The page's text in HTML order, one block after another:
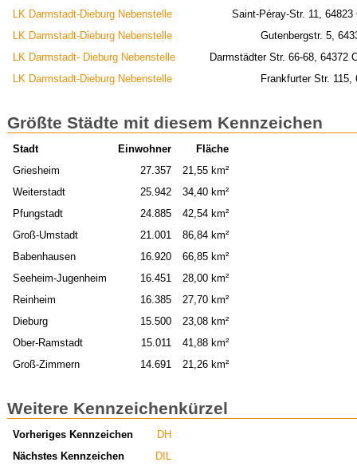
LK Darmstadt-Dieburg Nebenstelle
Saint-Péray-Str. 11,
LK Darmstadt-Dieburg Nebenstelle
Gutenbergstr. 5,
LK Darmstadt- Dieburg Nebenstelle
Darmstädter Str. 66-68, 64372
LK Darmstadt-Dieburg Nebenstelle
Frankfurter Str. 115,
Größte Städte mit diesem Kennzeichen
Stadt Einwohner
Fläche
Griesheim
27.357
21,55 km²
Weiterstadt
25.942
34,40 km²
Pfungstadt
24.885
42,54 km²
Groß-Umstadt
21.001
86,84 km²
Babenhausen
16.920
66,85 km²
Seeheim-Jugenheim
16.451
28,00 km²
Reinheim
16.385
27,70 km²
Dieburg
15.500
23,08 km²
Ober-Ramstadt
15.011
41,88 km²
Groß-Zimmern
14.691 21,26 km²
Weitere Kennzeichenkürzel
Vorheriges Kennzeichen
DH
Nächstes Kennzeichen
DIL